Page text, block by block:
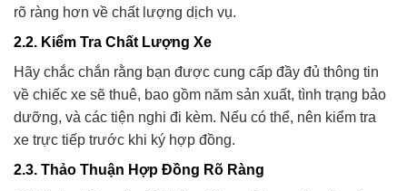
rõ ràng hơn về chất lượng dịch vụ.
2.2. Kiểm Tra Chất Lượng Xe
Hãy chắc chắn rằng bạn được cung cấp đầy đủ thông tin
về chiếc xe sẽ thuê, bao gồm năm sản xuất, tình trạng bảo
dưỡng, và các tiện nghi đi kèm. Nếu có thể, nên kiểm tra
xe trực tiếp trước khi ký hợp đồng.
2.3. Thảo Thuận Hợp Đồng Rõ Ràng